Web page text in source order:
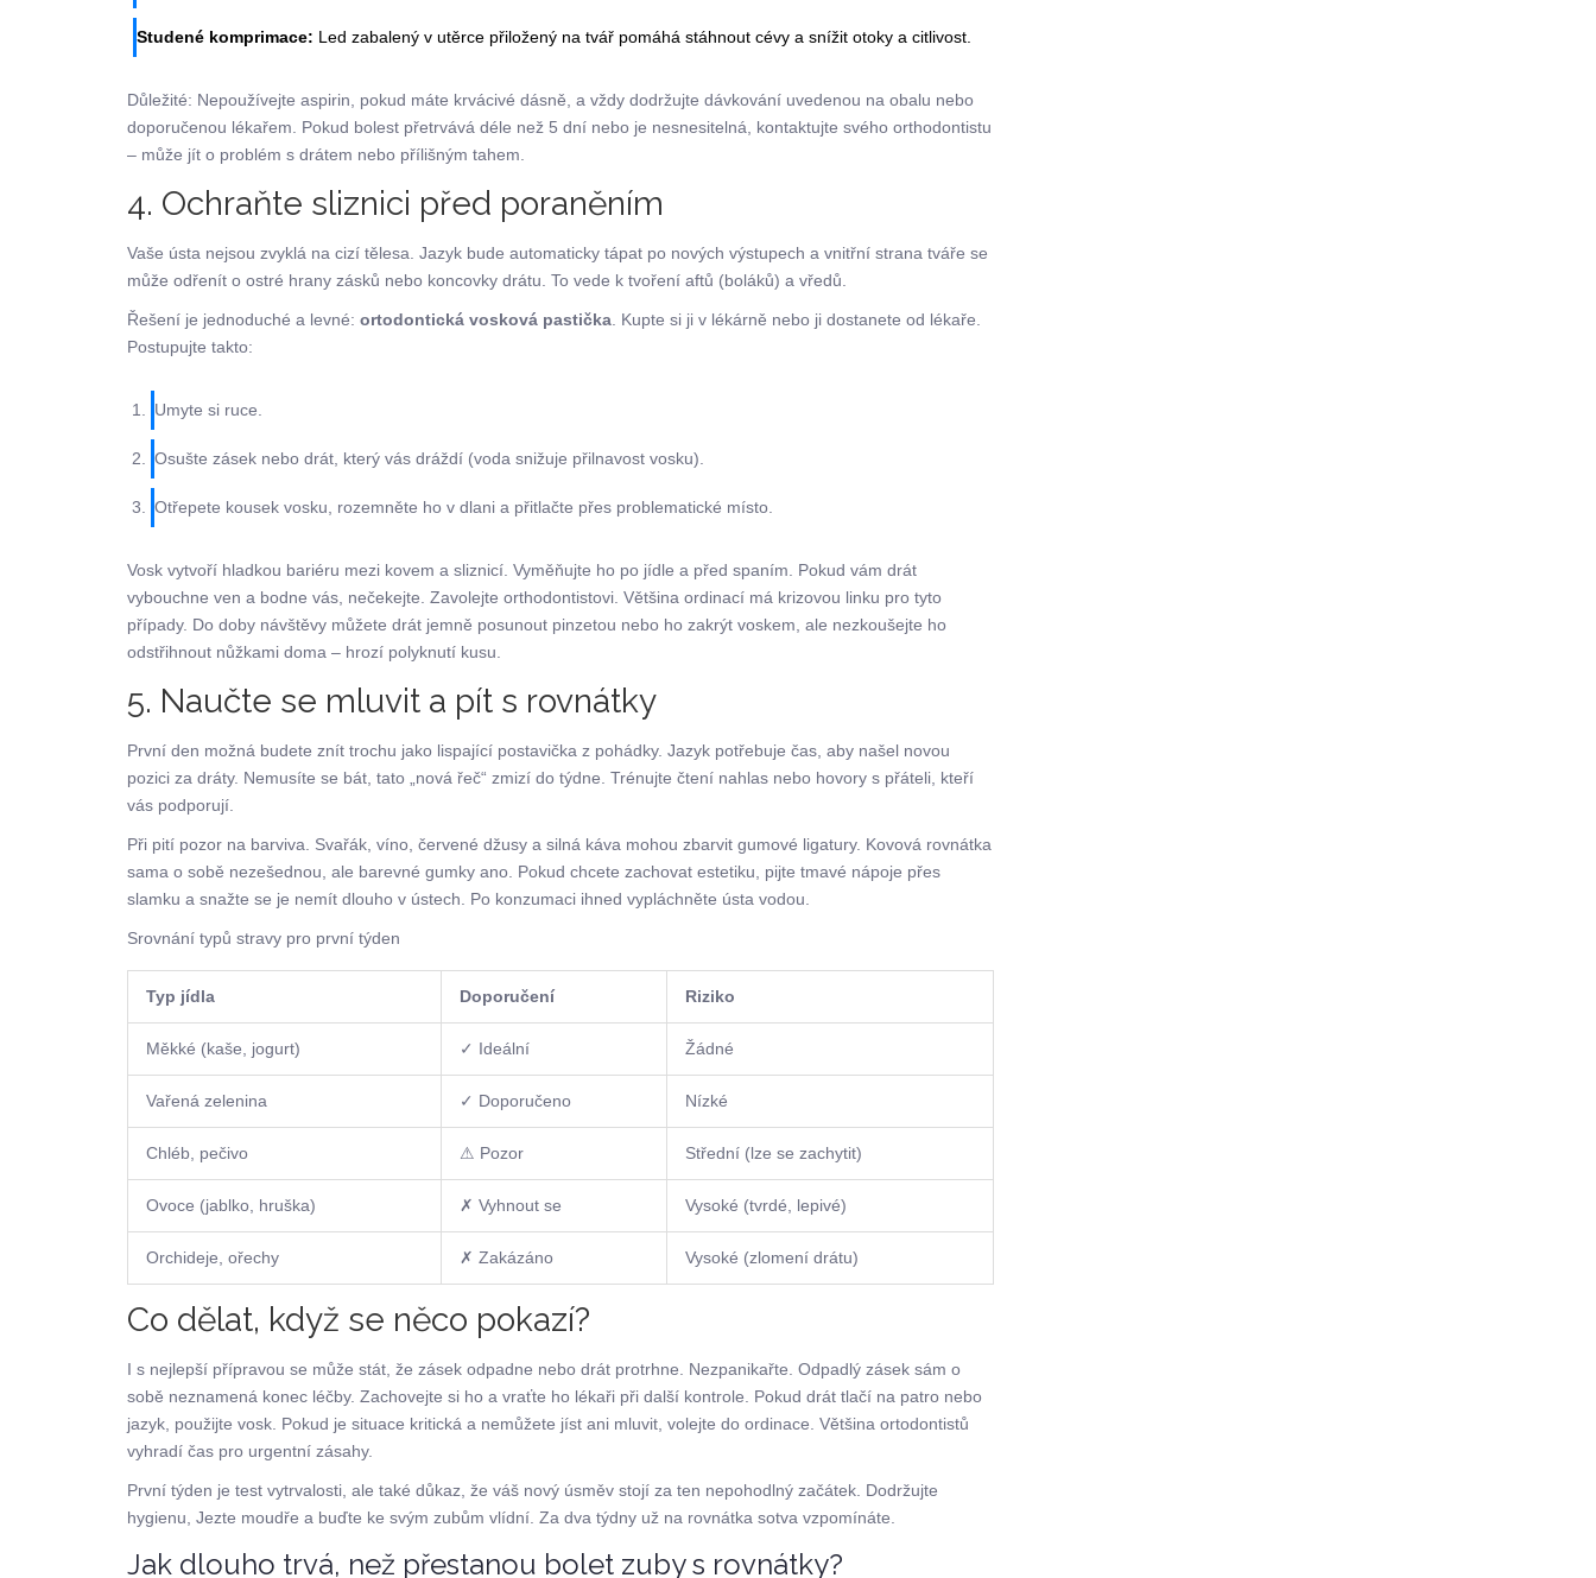
Studené komprimace: Led zabalený v utěrce přiložený na tvář pomáhá stáhnout cévy a snížit otoky a citlivost.
Důležité: Nepoužívejte aspirin, pokud máte krvácivé dásně, a vždy dodržujte dávkování uvedenou na obalu nebo
doporučenou lékařem. Pokud bolest přetrvává déle než 5 dní nebo je nesnesitelná, kontaktujte svého orthodontistu
– může jít o problém s drátem nebo přílišným tahem.
4. Ochraňte sliznici před poraněním
Vaše ústa nejsou zvyklá na cizí tělesa. Jazyk bude automaticky tápat po nových výstupech a vnitřní strana tváře se
může odřenít o ostré hrany zásků nebo koncovky drátu. To vede k tvoření aftů (boláků) a vředů.
Řešení je jednoduché a levné: ortodontická vosková pastička . Kupte si ji v lékárně nebo ji dostanete od lékaře.
Postupujte takto:
Umyte si ruce.
Osušte zásek nebo drát, který vás dráždí (voda snižuje přilnavost vosku).
Otřepete kousek vosku, rozemněte ho v dlani a přitlačte přes problematické místo.
Vosk vytvoří hladkou bariéru mezi kovem a sliznicí. Vyměňujte ho po jídle a před spaním. Pokud vám drát
vybouchne ven a bodne vás, nečekejte. Zavolejte orthodontistovi. Většina ordinací má krizovou linku pro tyto
případy. Do doby návštěvy můžete drát jemně posunout pinzetou nebo ho zakrýt voskem, ale nezkoušejte ho
odstřihnout nůžkami doma – hrozí polyknutí kusu.
5. Naučte se mluvit a pít s rovnátky
První den možná budete znít trochu jako lispající postavička z pohádky. Jazyk potřebuje čas, aby našel novou
pozici za dráty. Nemusíte se bát, tato „nová řeč“ zmizí do týdne. Trénujte čtení nahlas nebo hovory s přáteli, kteří
vás podporují.
Při pití pozor na barviva. Svařák, víno, červené džusy a silná káva mohou zbarvit gumové ligatury. Kovová rovnátka
sama o sobě nezešednou, ale barevné gumky ano. Pokud chcete zachovat estetiku, pijte tmavé nápoje přes
slamku a snažte se je nemít dlouho v ústech. Po konzumaci ihned vypláchněte ústa vodou.
Srovnání typů stravy pro první týden
Typ jídla Doporučení Riziko
Měkké (kaše, jogurt) ✓ Ideální Žádné
Vařená zelenina ✓ Doporučeno Nízké
Chléb, pečivo ⚠ Pozor Střední (lze se zachytit)
Ovoce (jablko, hruška) ✗ Vyhnout se Vysoké (tvrdé, lepivé)
Orchideje, ořechy ✗ Zakázáno Vysoké (zlomení drátu)
Co dělat, když se něco pokazí?
I s nejlepší přípravou se může stát, že zásek odpadne nebo drát protrhne. Nezpanikařte. Odpadlý zásek sám o
sobě neznamená konec léčby. Zachovejte si ho a vraťte ho lékaři při další kontrole. Pokud drát tlačí na patro nebo
jazyk, použijte vosk. Pokud je situace kritická a nemůžete jíst ani mluvit, volejte do ordinace. Většina ortodontistů
vyhradí čas pro urgentní zásahy.
První týden je test vytrvalosti, ale také důkaz, že váš nový úsměv stojí za ten nepohodlný začátek. Dodržujte
hygienu, Jezte moudře a buďte ke svým zubům vlídní. Za dva týdny už na rovnátka sotva vzpomínáte.
Jak dlouho trvá, než přestanou bolet zuby s rovnátky?